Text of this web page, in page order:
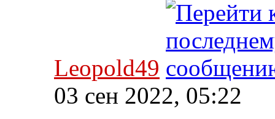
Leopold49
03 сен 2022, 05:22